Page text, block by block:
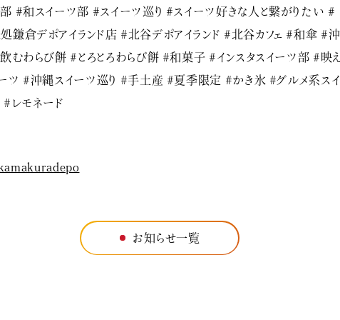
#和スイーツ部 #スイーツ巡り #スイーツ好きな人と繋がりたい #
鎌倉デポアイランド店 #北谷デポアイランド #北谷カフェ #和傘 #沖
むわらび餅 #とろとろわらび餅 #和菓子 #インスタスイーツ部 #映え
ツ #沖縄スイーツ巡り #手土産 #夏季限定 #かき氷 #グルメ系スイ
#レモネード
お知らせ一覧